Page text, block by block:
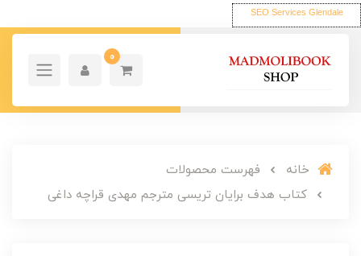
SEO Services Glendale
0
خانه
فهرست محصولات
کتاب هدف برایان تریسی مترجم مهدی قراچه داغی